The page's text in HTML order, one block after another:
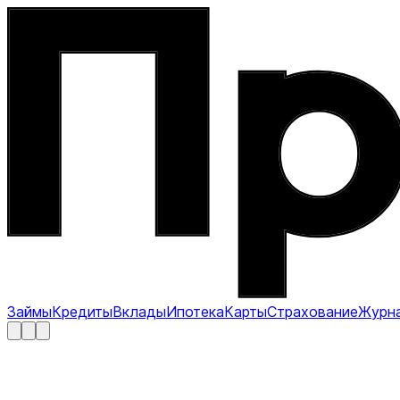
ЗаймыКредитыВкладыИпотекаКартыСтрахование